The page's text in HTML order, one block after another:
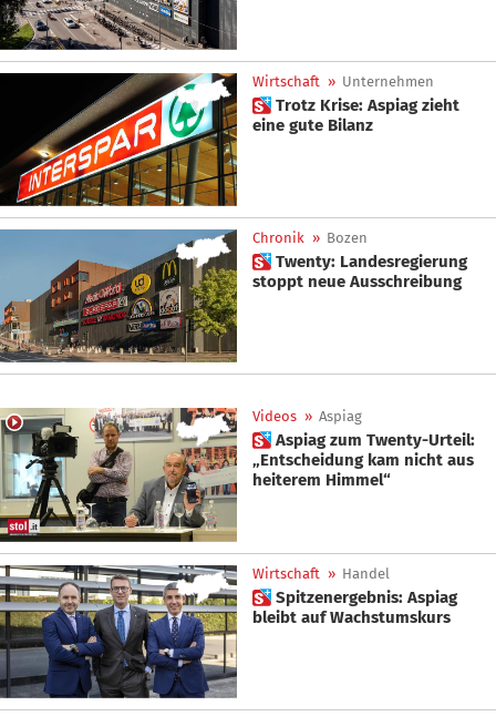
Wirtschaft » Unternehmen
 Trotz Krise: Aspiag zieht
eine gute Bilanz
Chronik » Bozen
 Twenty: Landesregierung
stoppt neue Ausschreibung
Videos » Aspiag
 Aspiag zum Twenty-Urteil:
„Entscheidung kam nicht aus
heiterem Himmel“
Wirtschaft » Handel
 Spitzenergebnis: Aspiag
bleibt auf Wachstumskurs